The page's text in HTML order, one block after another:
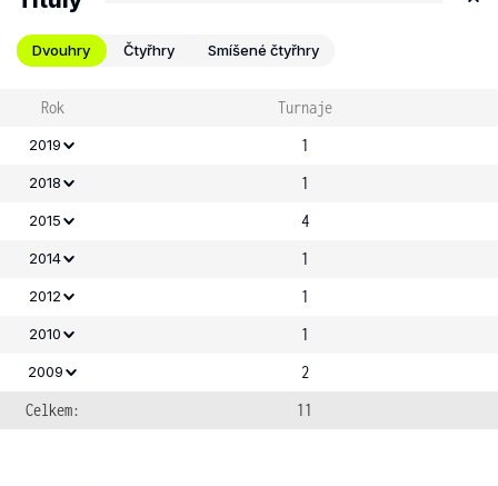
Dvouhry Čtyřhry Smíšené čtyřhry
Rok Turnaje
2019 1
2018 1
2015 4
2014 1
2012 1
2010 1
2009
2
Celkem:
11